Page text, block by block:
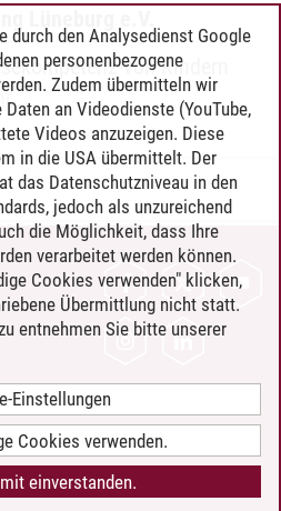
von Kindern
durch den Analysedienst Google
personenbezogene
Zudem übermitteln wir
an Videodienste (YouTube,
Videos anzuzeigen. Diese
in die USA übermittelt. Der
das Datenschutzniveau in den
jedoch als unzureichend
die Möglichkeit, dass Ihre
verarbeitet werden können.
Cookies verwenden" klicken,
Übermittlung nicht statt.
entnehmen Sie bitte unserer
Einstellungen
Cookies verwenden.
einverstanden.